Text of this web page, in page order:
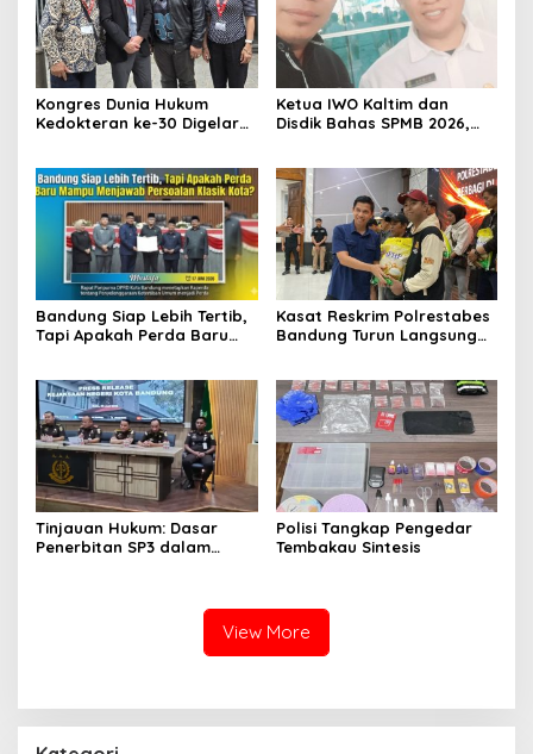
Kongres Dunia Hukum
Kedokteran ke-30 Digelar
Global Kesehatan
Ketua IWO Kaltim dan
Disdik Bahas SPMB 2026,
bagi Calon Murid
Bandung Siap Lebih Tertib,
Tapi Apakah Perda Baru
Kasat Reskrim Polrestabes
Bandung Turun Langsung
Tinjauan Hukum: Dasar
Penerbitan SP3 dalam
Polisi Tangkap Pengedar
Tembakau Sintesis
View More